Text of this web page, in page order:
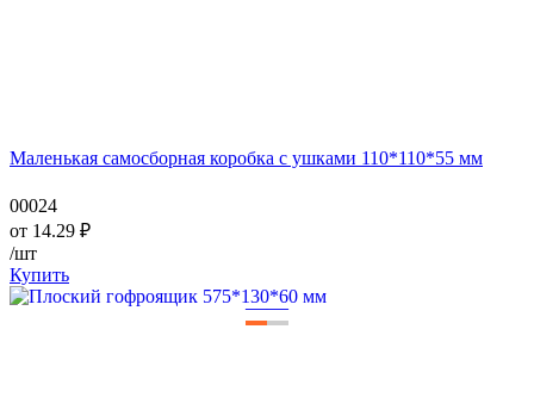
Маленькая самосборная коробка с ушками 110*110*55 мм
00024
от 14.29 ₽
/шт
Купить
——